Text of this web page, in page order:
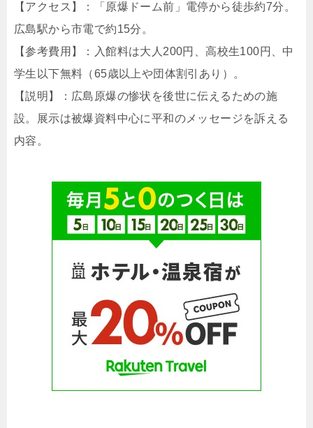
【アクセス】：「原爆ドーム前」電停から徒歩約7分。
広島駅から市電で約15分。
【参考費用】：入館料は大人200円、高校生100円、中
学生以下無料（65歳以上や団体割引あり）。
【説明】：広島原爆の惨状を後世に伝えるための施
設。展示は被爆資料中心に平和のメッセージを訴える
内容。